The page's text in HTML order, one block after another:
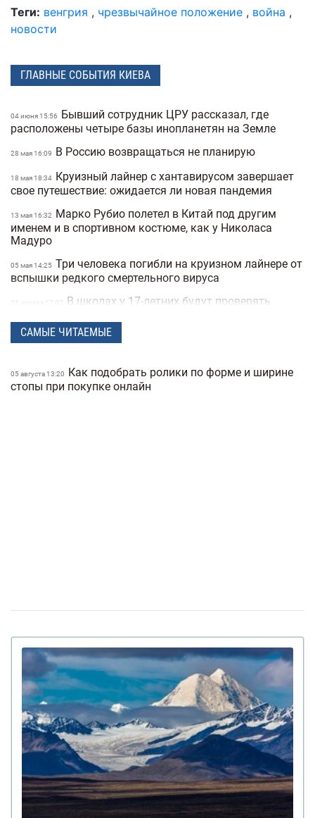
Теги: венгрия , чрезвычайное положение , война ,
новости
ГЛАВНЫЕ СОБЫТИЯ КИЕВА
04 июня 15:56
Бывший сотрудник ЦРУ рассказал, где
расположены четыре базы инопланетян на Земле
28 мая 16:09 В Россию возвращаться не планирую
18 мая 18:34 Круизный лайнер с хантавирусом завершает
свое путешествие: ожидается ли новая пандемия
13 мая 16:32
Марко Рубио полетел в Китай под другим
именем и в спортивном костюме, как у Николаса
Мадуро
05 мая 14:25 Три человека погибли на круизном лайнере от
вспышки редкого смертельного вируса
23 апреля 17:07
В школах у 17-летних будут проверять
Полиция Мексики несколько дней не могла
21 апреля 16:19
"Не спасайте меня, помогите папе" —
прокуратура показала видео с полицейских
задекларировал работник Бучанского ТЦК
27 марта 17:08 Боролась за право уйти из жизни: в Испании
25-летней девушке провели эвтаназию из-за
депрессии
23 марта 10:14 Мир на грани голода из-за войны в Иране:
коллапс на рынке удобрений
20 марта 17:42 Украинские офицеры шокированы тактикой
союзников США на Ближнем Востоке: детали
Третья мировая уже началась: ее ключевые
признаки приводит почетный профессор
Букингемского университета
Ученые загрузили мозг мухи в компьютер: как
САМЫЕ ЧИТАЕМЫЕ
05 августа 13:20
Как подобрать ролики по форме и ширине
стопы при покупке онлайн